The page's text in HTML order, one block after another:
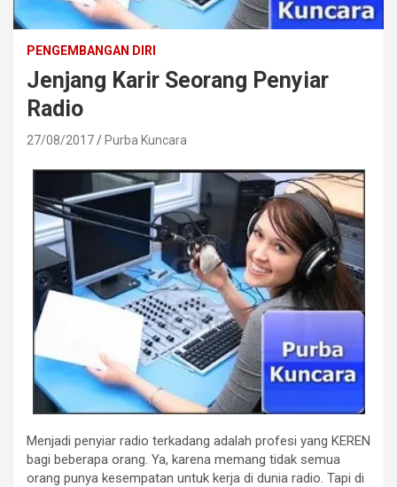
PENGEMBANGAN DIRI
Jenjang Karir Seorang Penyiar
Radio
27/08/2017 Purba Kuncara
Menjadi penyiar radio terkadang adalah profesi yang KEREN
bagi beberapa orang. Ya, karena memang tidak semua
orang punya kesempatan untuk kerja di dunia radio. Tapi di